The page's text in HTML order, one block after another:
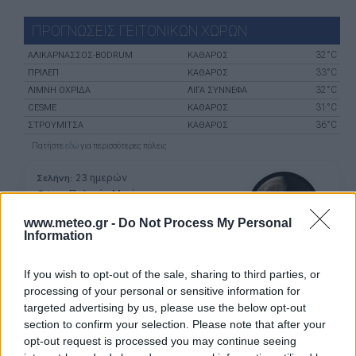
www.meteo.gr - Do Not Process My Personal
Information
If you wish to opt-out of the sale, sharing to third parties, or
processing of your personal or sensitive information for
targeted advertising by us, please use the below opt-out
section to confirm your selection. Please note that after your
opt-out request is processed you may continue seeing
ΠΡΟΓΝΩΣΕΙΣ ΓΕΙΤΟΝΙΚΩΝ ΧΩΡΩΝ
ΑΛΙΚΑΡΝΑΣΣΌΣ-BODRUM ΚΑΘΑΡΟΣ 32°C
ΠΡΊΛΕΠ ΚΑΘΑΡΟΣ 33°C
ΛΊΜΝΗ ΟΧΡΊΔΑ ΛΙΓΑ ΣΥΝΝΕΦΑ 32°C
CESME ΚΑΘΑΡΟΣ 31°C
ΣΤΡΟΎΜΙΤΣΑ ΚΑΘΑΡΟΣ 36°C
Πατήστε εδώγια περισσότερες πόλεις
Σελήνη: 23 ημερών
Φάση: Παλαιός Μηνίσκος
Παρασκευή, 28 Αυγούστου 2026
Αστρονομικό ημερολόγιο